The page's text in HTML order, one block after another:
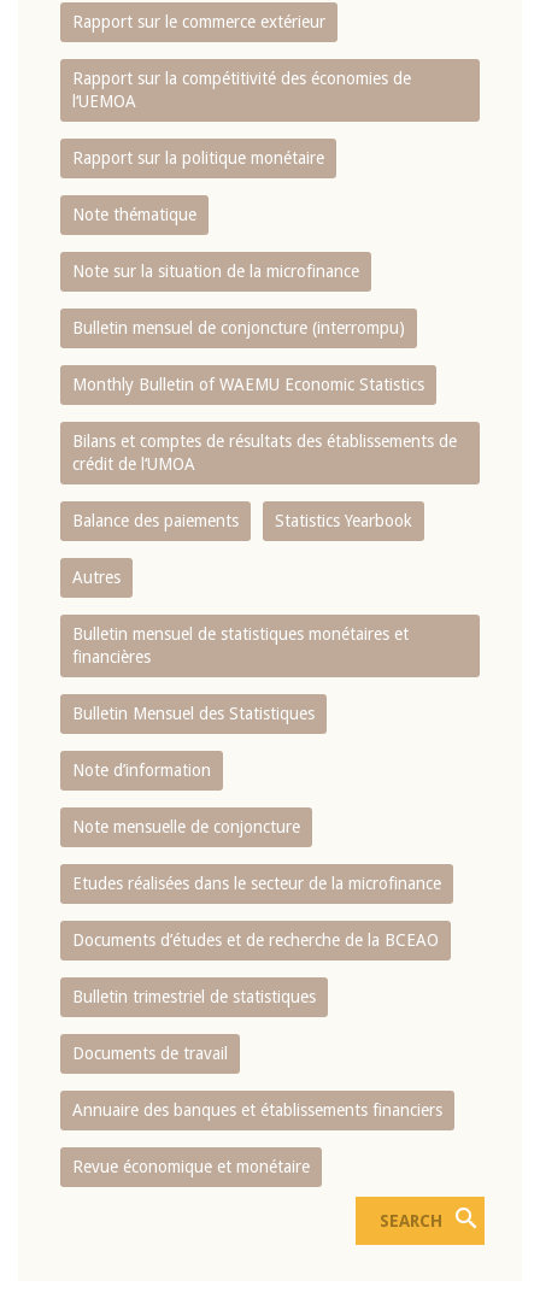
Rapport sur le commerce extérieur
Rapport sur la compétitivité des économies de
l‘UEMOA
Rapport sur la politique monétaire
Note thématique
Note sur la situation de la microfinance
Bulletin mensuel de conjoncture (interrompu)
Monthly Bulletin of WAEMU Economic Statistics
Bilans et comptes de résultats des établissements de
crédit de l‘UMOA
Balance des paiements Statistics Yearbook
Autres
Bulletin mensuel de statistiques monétaires et
financières
Bulletin Mensuel des Statistiques
Note d’information
Note mensuelle de conjoncture
Etudes réalisées dans le secteur de la microfinance
Documents d’études et de recherche de la BCEAO
Bulletin trimestriel de statistiques
Documents de travail
Annuaire des banques et établissements financiers
Revue économique et monétaire